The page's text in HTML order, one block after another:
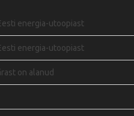
energia-utoopiast
energia-utoopiast
on alanud